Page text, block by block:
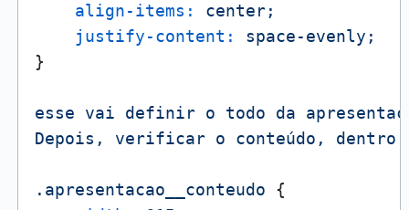
align-items:
center;
justify-content:
space-evenly;
}
esse vai definir o todo da
Depois,
verificar o conteúdo, dentro
.apresentacao__conteudo {